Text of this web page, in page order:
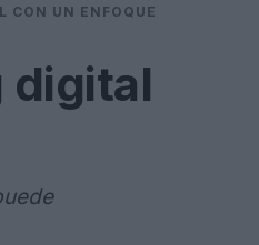
CON UN ENFOQUE
digital